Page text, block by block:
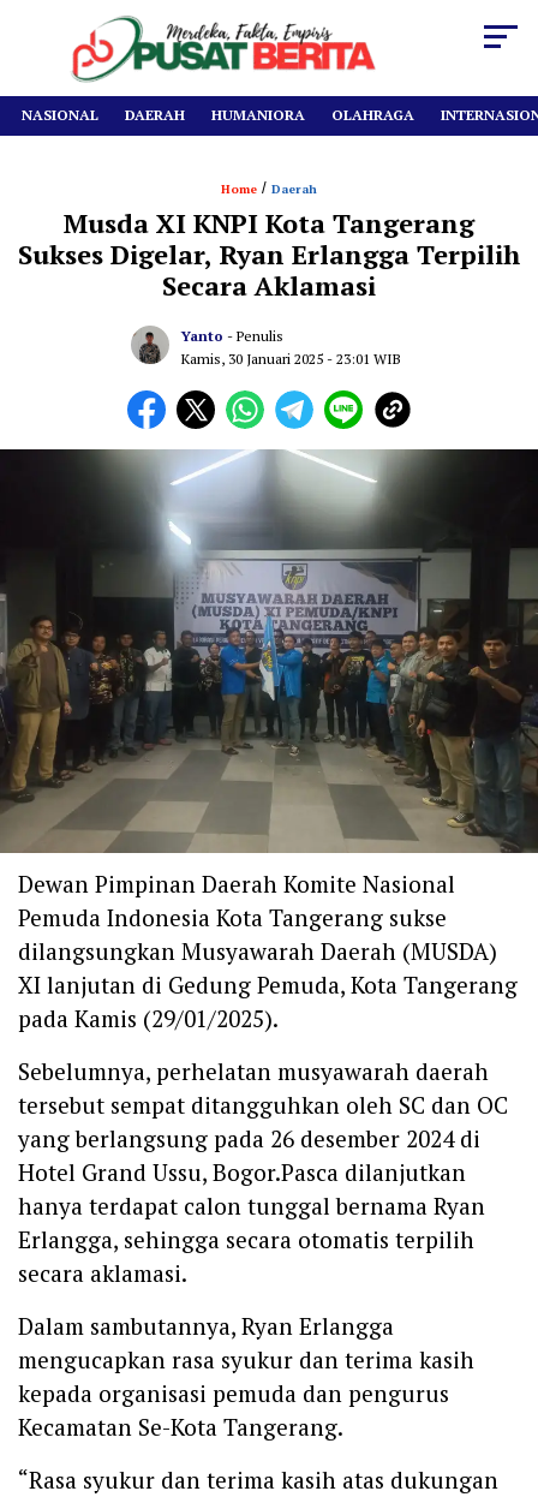
NASIONAL DAERAH HUMANIORA OLAHRAGA
Home / Daerah
Musda XI KNPI Kota Tangerang
Sukses Digelar, Ryan Erlangga Terpilih
Secara Aklamasi
Yanto - Penulis
Kamis, 30 Januari 2025 - 23:01 WIB
Dewan Pimpinan Daerah Komite Nasional
Pemuda Indonesia Kota Tangerang sukse
dilangsungkan Musyawarah Daerah (MUSDA)
XI lanjutan di Gedung Pemuda, Kota Tangerang
pada Kamis (29/01/2025).
Sebelumnya, perhelatan musyawarah daerah
tersebut sempat ditangguhkan oleh SC dan OC
yang berlangsung pada 26 desember 2024 di
Hotel Grand Ussu, Bogor.Pasca dilanjutkan
hanya terdapat calon tunggal bernama Ryan
Erlangga, sehingga secara otomatis terpilih
secara aklamasi.
Dalam sambutannya, Ryan Erlangga
mengucapkan rasa syukur dan terima kasih
kepada organisasi pemuda dan pengurus
Kecamatan Se-Kota Tangerang.
“Rasa syukur dan terima kasih atas dukungan